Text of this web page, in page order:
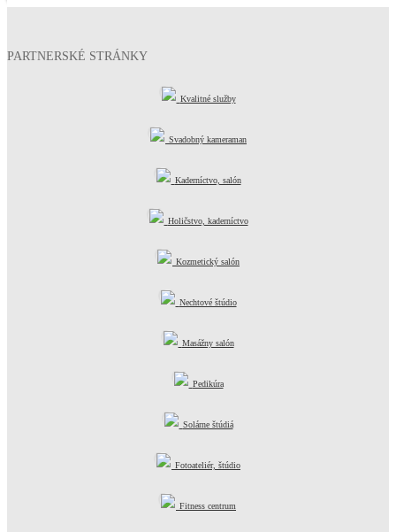
PARTNERSKÉ STRÁNKY
Kvalitné služby
Svadobný kameraman
Kaderníctvo, salón
Holičstvo, kaderníctvo
Kozmetický salón
Nechtové štúdio
Masážny salón
Pedikúra
Solárne štúdiá
Fotoateliér, štúdio
Fitness centrum